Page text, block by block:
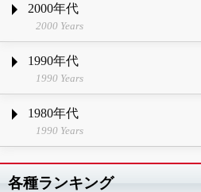
2000年代
2000 Years
1990年代
1990 Years
1980年代
1990 Years
各種ランキング